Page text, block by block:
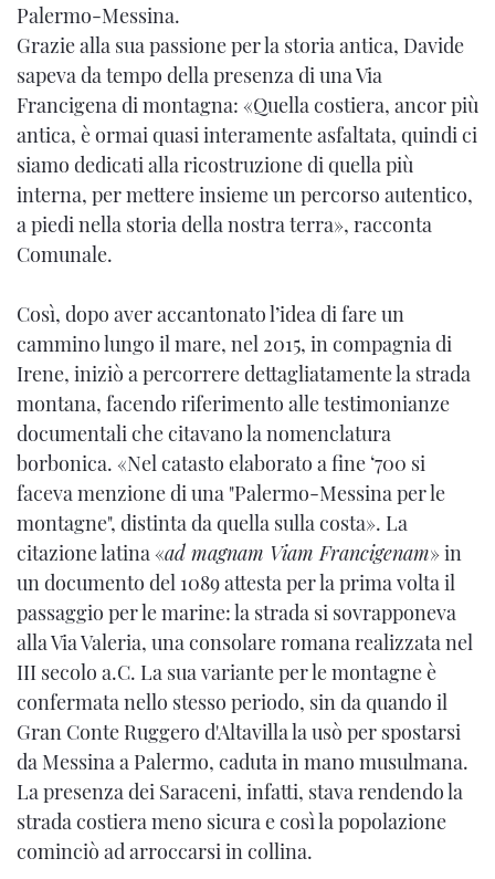
Palermo-Messina.
Grazie alla sua passione per la storia antica, Davide
sapeva da tempo della presenza di una Via
Francigena di montagna: «Quella costiera, ancor più
antica, è ormai quasi interamente asfaltata, quindi ci
siamo dedicati alla ricostruzione di quella più
interna, per mettere insieme un percorso autentico,
a piedi nella storia della nostra terra», racconta
Comunale.
Così, dopo aver accantonato l’idea di fare un
cammino lungo il mare, nel 2015, in compagnia di
Irene, iniziò a percorrere dettagliatamente la strada
montana, facendo riferimento alle testimonianze
documentali che citavano la nomenclatura
borbonica. «Nel catasto elaborato a fine ‘700 si
faceva menzione di una "Palermo-Messina per le
montagne", distinta da quella sulla costa». La
citazione latina «ad magnam Viam Francigenam» in
un documento del 1089 attesta per la prima volta il
passaggio per le marine: la strada si sovrapponeva
alla Via Valeria, una consolare romana realizzata nel
III secolo a.C. La sua variante per le montagne è
confermata nello stesso periodo, sin da quando il
Gran Conte Ruggero d'Altavilla la usò per spostarsi
da Messina a Palermo, caduta in mano musulmana.
La presenza dei Saraceni, infatti, stava rendendo la
strada costiera meno sicura e così la popolazione
cominciò ad arroccarsi in collina.